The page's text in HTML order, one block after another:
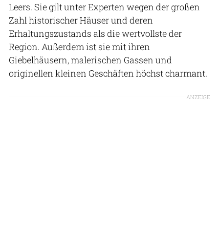
Leers. Sie gilt unter Experten wegen der großen
Zahl historischer Häuser und deren
Erhaltungszustands als die wertvollste der
Region. Außerdem ist sie mit ihren
Giebelhäusern, malerischen Gassen und
originellen kleinen Geschäften höchst charmant.
ANZEIGE